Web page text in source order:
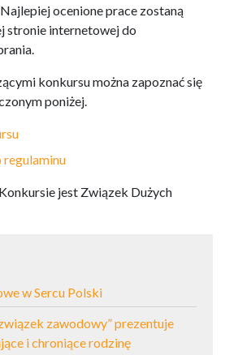
ocenione prace zostaną
stronie internetowej do
konkursu można zapoznać się
poniżej.
regulaminu
jest Związek Dużych
w Sercu Polski
zawodowy” prezentuje
i chroniące rodzinę